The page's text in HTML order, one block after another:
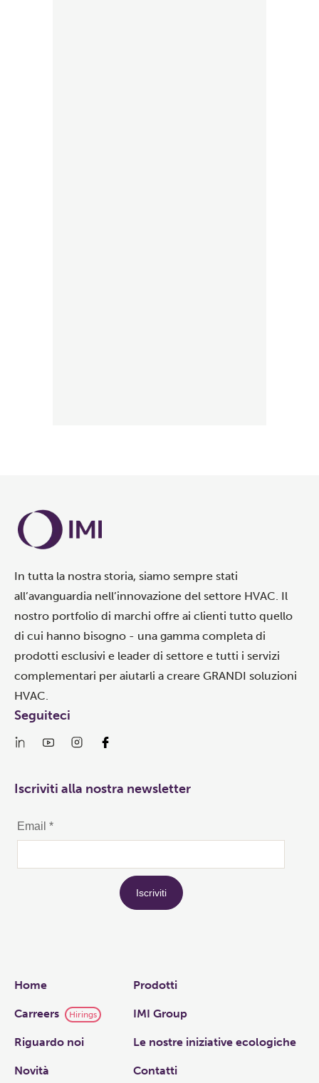
In tutta la nostra storia, siamo sempre stati
all’avanguardia nell’innovazione del settore HVAC. Il
nostro portfolio di marchi offre ai clienti tutto quello
di cui hanno bisogno - una gamma completa di
prodotti esclusivi e leader di settore e tutti i servizi
complementari per aiutarli a creare GRANDI soluzioni
HVAC.
Links
Home Prodotti
Carreers Hirings IMI Group
Riguardo noi Le nostre iniziative ecologiche
Novità Contatti
Seguiteci
Iscriviti alla nostra newsletter